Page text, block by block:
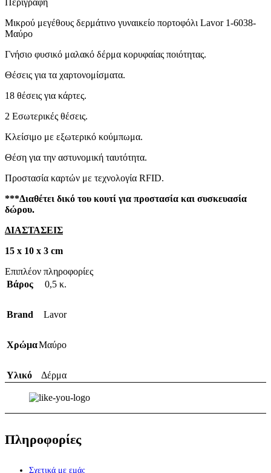
Περιγραφή
Μικρού μεγέθους δερμάτινο γυναικείο πορτοφόλι Lavor 1-6038-
Μαύρο
Γνήσιο φυσικό μαλακό δέρμα κορυφαίας ποιότητας.
Θέσεις για τα χαρτονομίσματα.
18 θέσεις για κάρτες.
2 Εσωτερικές θέσεις.
Κλείσιμο με εξωτερικό κούμπωμα.
Θέση για την αστυνομική ταυτότητα.
Προστασία καρτών με τεχνολογία RFID.
***Διαθέτει δικό του κουτί για προστασία και συσκευασία
δώρου.
ΔΙΑΣΤΑΣΕΙΣ
15 x 10 x 3 cm
Επιπλέον πληροφορίες
Βάρος
0,5 κ.
Brand Lavor
ΧρώμαΜαύρο
Υλικό Δέρμα
Πληροφορίες
Σχετικά με εμάς